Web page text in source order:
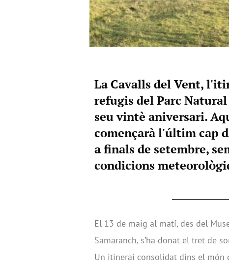
La Cavalls del Vent,
refugis del Parc
seu vintè aniversari.
començarà l'últim cap
a finals de setembre,
condicions
El 13 de maig al matí, des del
Samaranch, s’ha donat el tret de
Un itinerai consolidat dins el món